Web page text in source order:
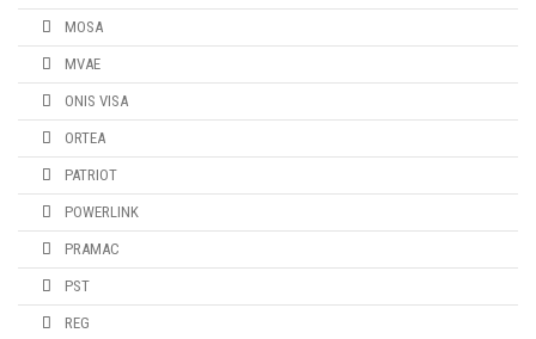
MOSA
MVAE
ONIS VISA
ORTEA
PATRIOT
POWERLINK
PRAMAC
PST
REG